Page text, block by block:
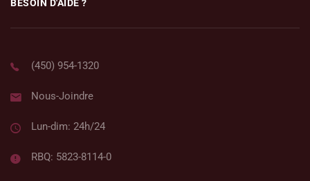
BESOIN D'AIDE ?
(450) 954-1320
Nous-Joindre
Lun-dim: 24h/24
RBQ: 5823-8114-0